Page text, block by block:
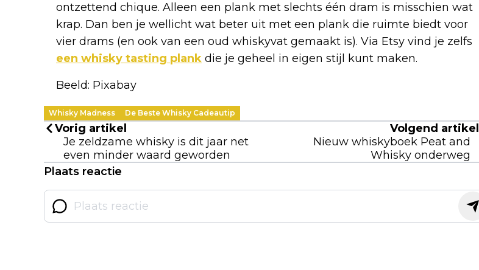
ontzettend chique. Alleen een plank met slechts één dram is misschien wat
krap. Dan ben je wellicht wat beter uit met een plank die ruimte biedt voor
vier drams (en ook van een oud whiskyvat gemaakt is). Via Etsy vind je zelfs
een whisky tasting plank die je geheel in eigen stijl kunt maken.
Beeld: Pixabay
Whisky Madness De Beste Whisky Cadeautip
Vorig artikel
Je zeldzame whisky is dit jaar net
even minder waard geworden
Volgend artikel
Nieuw whiskyboek Peat and
Whisky onderweg
Plaats reactie